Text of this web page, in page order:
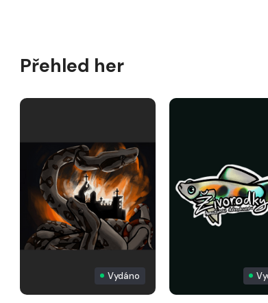
Přehled her
Vydáno